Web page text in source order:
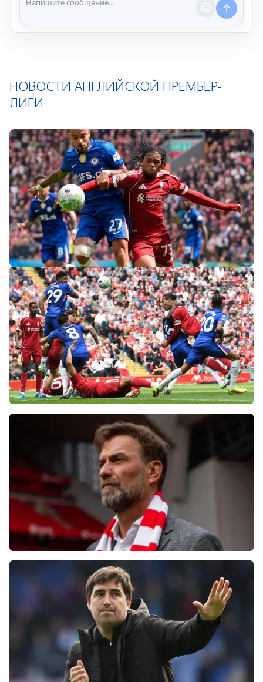
нарушении правил.
НОВОСТИ АНГЛИЙСКОЙ ПРЕМЬЕР-
ЛИГИ
«Слот не тот человек»: болельщики
«Ливерпуля» и «Челси» разнесли тренеров
после ничьей на «Энфилде»
Фанаты «Ливерпуля» шокированы
неспособностью команды обыграть нынешний
Болельщики «Ливерпуля» освистали команду
после ничьей с «Челси»